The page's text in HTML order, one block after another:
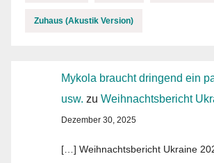
Zuhaus (Akustik Version)
Mykola braucht dringend ein
usw. zu Weihnachtsbericht
Dezember 30, 2025
[…] Weihnachtsbericht Ukraine